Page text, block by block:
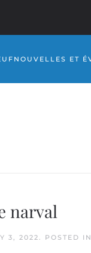
NOUVELLES ET
narval
3, 2022. POSTED IN